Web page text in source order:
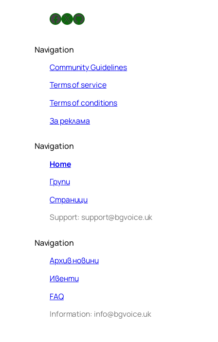
Facebook X GitHub
Navigation
Community Guidelines
Terms of service
Terms of conditions
За реклама
Navigation
Home
Групи
Страници
Support: support@bgvoice.uk
Navigation
Архив новини
Ивенти
FAQ
Information: info@bgvoice.uk
VOICE UK. С какво мога да